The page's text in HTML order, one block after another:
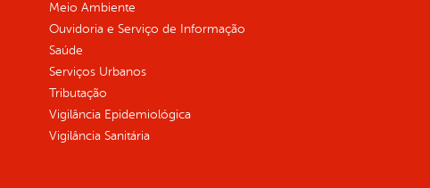
Meio Ambiente
Ouvidoria e Serviço de Informação
Saúde
Serviços Urbanos
Tributação
Vigilância Epidemiológica
Vigilância Sanitária